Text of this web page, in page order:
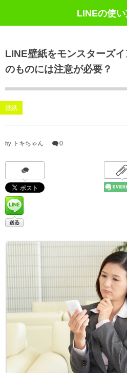
LINEの使
LINE壁紙をモンスターズ
のものには注意が必要？
壁紙
by トキちゃん 0